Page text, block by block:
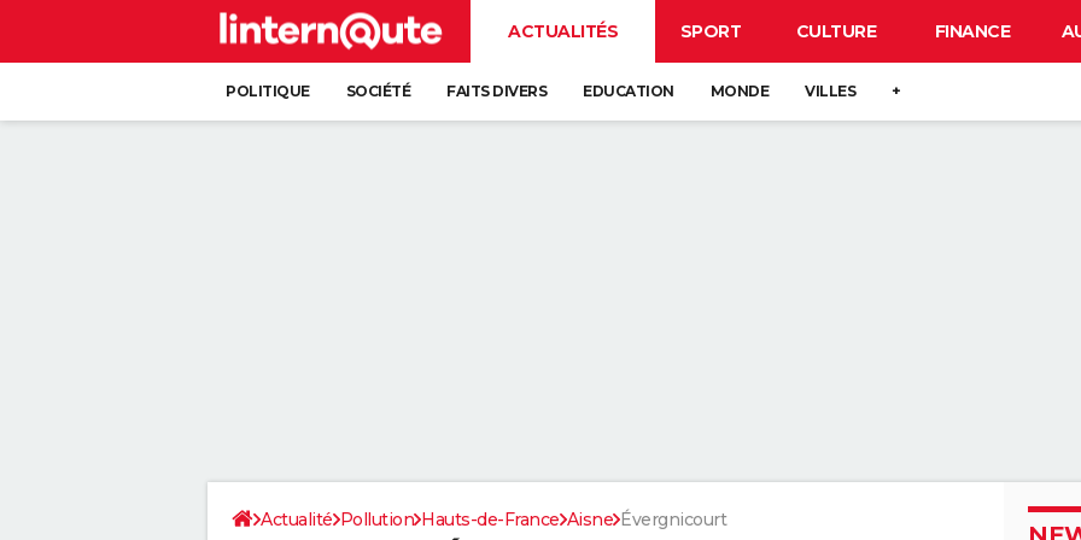
ACTUALITÉS SPORT CULTURE FINANCE
POLITIQUE SOCIÉTÉ FAITS DIVERS EDUCATION MONDE VILLES +
Actualité Pollution Hauts-de-France Aisne Évergnicourt